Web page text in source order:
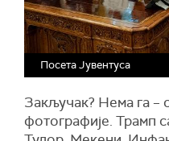
Посета Јувентуса
Закључак? Нема га –
фотографије. Трамп